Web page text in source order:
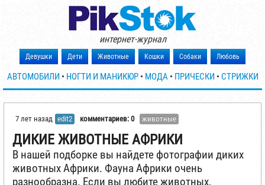
интернет-журнал
Девушки Дети Животные Кошки Собаки Любовь
АВТОМОБИЛИ • НОГТИ И МАНИКЮР• МОДА • ПРИЧЕСКИ • СТРИЖКИ
7 лет назад edit2 комментариев: 0 животные
ДИКИЕ ЖИВОТНЫЕ АФРИКИ
В нашей подборке вы найдете фотографии диких
животных Африки. Фауна Африки очень
разнообразна. Если вы любите животных,